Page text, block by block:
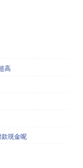
高
現金呢